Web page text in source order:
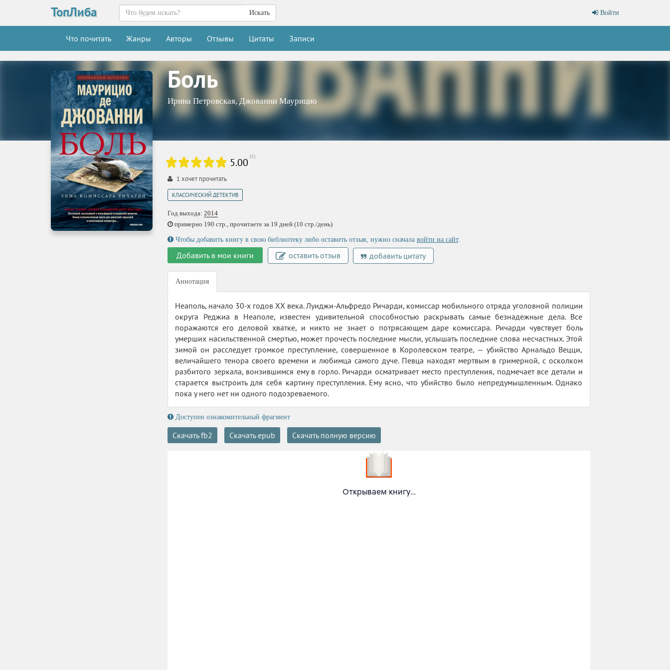
ТопЛиба Войти
Искать
Что почитать Жанры Авторы Отзывы Цитаты Записи
Боль
Ирина Петровская,Джованни Маурицио
5.00 (1)
1 хочет прочитать
КЛАССИЧЕСКИЙ ДЕТЕКТИВ
Год выхода: 2014
примерно 190 стр., прочитаете за 19 дней (10 стр./день)
Чтобы добавить книгу в свою библиотеку либо оставить отзыв, нужно сначала войти на сайт.
Добавить в мои книги оставить отзыв добавить цитату
Аннотация
Неаполь, начало 30-х годов XX века. Луиджи-Альфредо Ричарди, комиссар мобильного отряда уголовной полиции
округа Реджиа в Неаполе, известен удивительной способностью раскрывать самые безнадежные дела. Все
поражаются его деловой хватке, и никто не знает о потрясающем даре комиссара. Ричарди чувствует боль
умерших насильственной смертью, может прочесть последние мысли, услышать последние слова несчастных. Этой
зимой он расследует громкое преступление, совершенное в Королевском театре, — убийство Арнальдо Вецци,
величайшего тенора своего времени и любимца самого дуче. Певца находят мертвым в гримерной, с осколком
разбитого зеркала, вонзившимся ему в горло. Ричарди осматривает место преступления, подмечает все детали и
старается выстроить для себя картину преступления. Ему ясно, что убийство было непредумышленным. Однако
пока у него нет ни одного подозреваемого.
Доступен ознакомительный фрагмент
Скачать fb2 Скачать epub Скачать полную версию